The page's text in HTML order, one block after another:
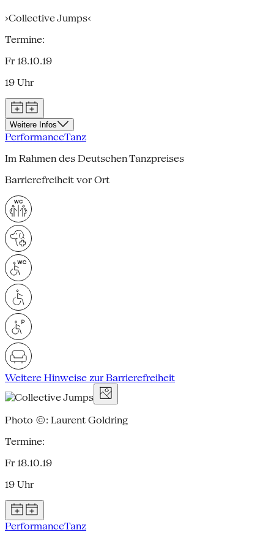
›Collective Jumps‹
Termine:
Fr 18.10.19
19 Uhr
Weitere Infos
PerformanceTanz
Im Rahmen des Deutschen Tanzpreises
Barrierefreiheit vor Ort
Weitere Hinweise zur Barrierefreiheit
Photo ©: Laurent Goldring
Termine:
Fr 18.10.19
19 Uhr
PerformanceTanz